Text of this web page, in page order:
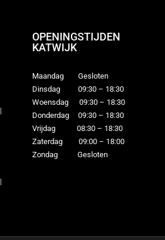
OPENINGSTIJDEN
KATWIJK
Maandag Gesloten
Dinsdag 09:30 – 18:30
Woensdag 09:30 – 18:30
Donderdag 09:30 – 18:30
Vrijdag 08:30 – 18:30
Zaterdag 09:00 – 18:00
Zondag Gesloten